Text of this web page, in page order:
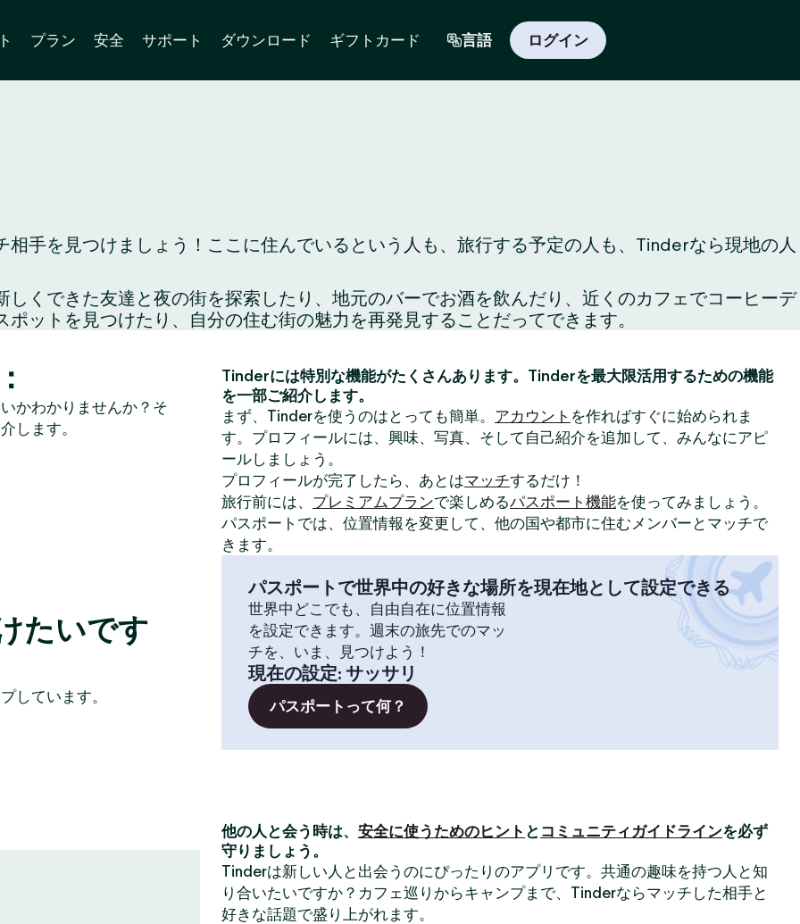
プラン 安全 サポート ダウンロード ギフトカード 言語 ログイン
手を見つけましょう！ここに住んでいるという人も、旅行する予定の人も、Tinderなら現地の人
くできた友達と夜の街を探索したり、地元のバーでお酒を飲んだり、近くのカフェでコーヒーデ
ットを見つけたり、自分の住む街の魅力を再発見することだってできます。
かわかりませんか？そ
します。
たいです
しています。
Tinderには特別な機能がたくさんあります。Tinderを最大限活用するための機能
を一部ご紹介します。
まず、Tinderを使うのはとっても簡単。 アカウント を作ればすぐに始められま
す。プロフィールには、興味、写真、そして自己紹介を追加して、みんなにアピ
ールしましょう。
プロフィールが完了したら、あとはマッチするだけ！
旅行前には、 プレミアムプランで楽しめるパスポート機能を使ってみましょう。
パスポートでは、位置情報を変更して、他の国や都市に住むメンバーとマッチで
きます。
パスポートで世界中の好きな場所を現在地として設定できる
世界中どこでも、自由自在に位置情報
を設定できます。週末の旅先でのマッ
チを、いま、見つけよう！
現在の設定: サッサリ
パスポートって何？
他の人と会う時は、 安全に使うためのヒント と コミュニティガイドラインを必ず
守りましょう。
Tinderは新しい人と出会うのにぴったりのアプリです。共通の趣味を持つ人と知
り合いたいですか？カフェ巡りからキャンプまで、Tinderならマッチした相手と
好きな話題で盛り上がれます。